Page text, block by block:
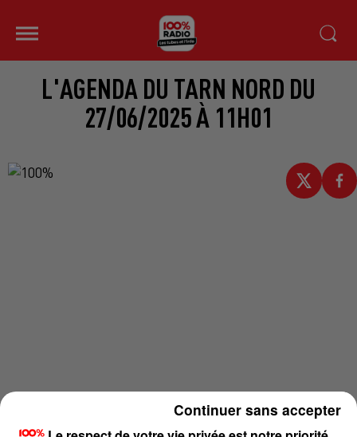
L'AGENDA DU TARN NORD DU
27/06/2025 À 11H01
Continuer sans accepter